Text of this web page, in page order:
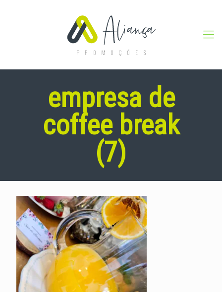
empresa de
coffee break
(7)